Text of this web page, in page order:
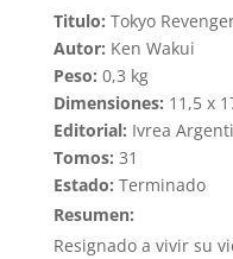
#19
(Ivrea
Arg)
cantidad
Titulo: Tokyo
Autor: Ken Wakui
Peso: 0,3 kg
Dimensiones: 11,5 x
Editorial: Ivrea
Tomos: 31
Estado: Terminado
Resumen:
Resignado a vivir su